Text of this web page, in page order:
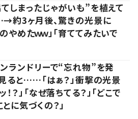
しまったじゃがいも”を植えて
約3ヶ月後、驚きの光景に
やめたｗｗ」「育ててみたいで
ランドリーで“忘れ物”を発
見ると……「はぁ？」衝撃の光景
！？」「なぜ落ちてる？」「どこで
に気づくの？」